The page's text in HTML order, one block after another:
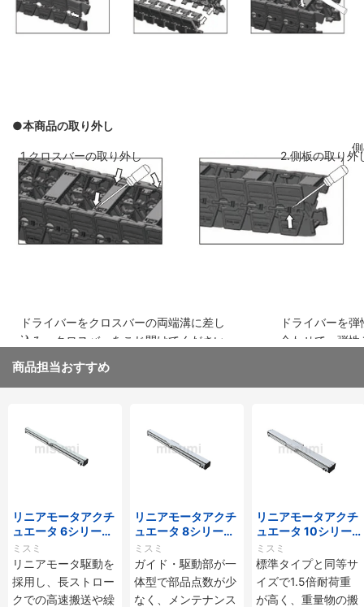
側板のリンクを斜めに前のリンクに差し
込み、はめ込みます
弾性シートを両
ください
●本商品の取り外し
1.クロスバーの取り外し 2.側板の取り外
ドライバーをクロスバーの両端溝に差し
込み、クロスバーをこじ開けてください
ドライバーを
合わせて、弾
商品担当おすすめ
リニアモータアクチ
ュエータ 6シリーズ
標準タイプ インクリ
メンタル・アブソリ
ュート仕様
ミスミ
リニアモータ駆動を
採用し、長ストロー
クでの高速搬送や繰
リニアモータアクチ
ュエータ 8シリーズ
標準タイプ インクリ
メンタル・アブソリ
ュート仕様
ミスミ
ガイド・駆動部が一
体型で部品点数が少
なく、メンテナンス
リニアモータアクチ
ュエータ 10シリー
ズ 標準タイプ 重荷
重 インクリメンタ
ル・アブソリュート
仕様
ミスミ
標準タイプと同等サ
イズで1.5倍耐荷重
が高く、重量物の搬